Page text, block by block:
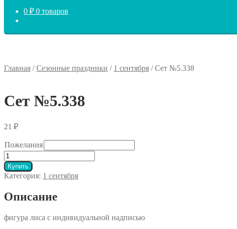
0 ₽ 0 товаров
Главная /Сезонные праздники / 1 сентября /Сет №5.338
Сет №5.338
21 ₽
Пожелания
Количество
товара
Сет
№5.338
Купить
Категория: 1 сентября
Описание
фигура лиса с индивидуальной надписью